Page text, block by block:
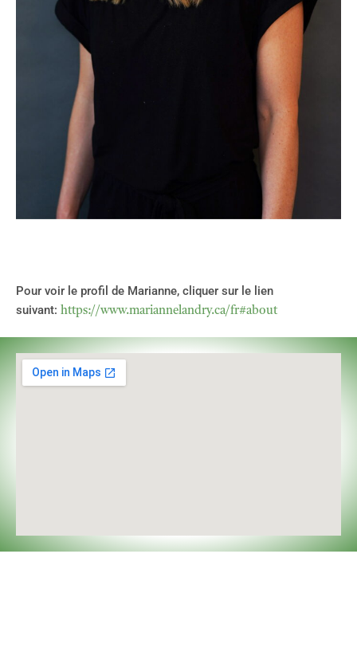
Pour voir le profil de Marianne, cliquer sur le lien
suivant: https://www.mariannelandry.ca/fr#about